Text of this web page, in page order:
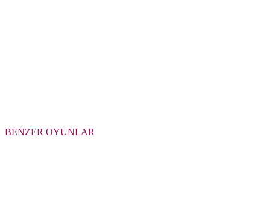
BENZER OYUNLAR